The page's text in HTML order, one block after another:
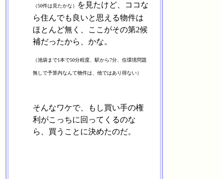
（50件は見たかな）
を見たけど、ココな
ら住んでも良いと思える物件は
ほとんど無く、ここがその第2候
補だったから、かな。
（池袋まで1本で50分程度、駅から7分、住環境問題
無しで予算内なんて物件は、他ではあり得ない）
そんなワケで、もし買い手の権
利がこっちに回ってくるのな
ら、買うことに決めたのだ。